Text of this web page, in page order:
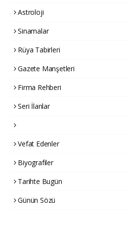
Astroloji
Sinamalar
Rüya Tabirleri
Gazete Manşetleri
Firma Rehberi
Seri İlanlar
Vefat Edenler
Biyografiler
Tarihte Bugün
Günün Sözü